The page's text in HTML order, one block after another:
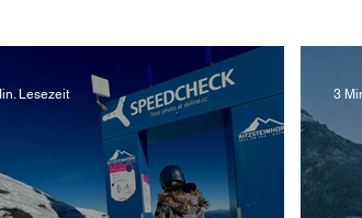
Lesezeit 3